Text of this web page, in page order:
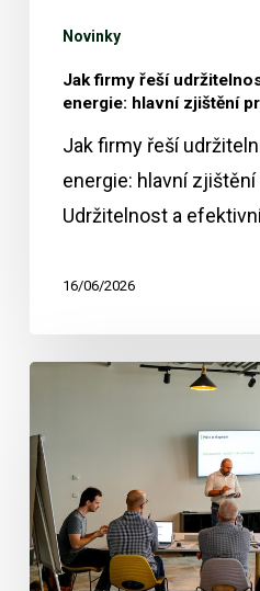
Novinky
Jak firmy řeší
energie: hlavní zjištění
Jak firmy řeší
energie: hlavní
Udržitelnost a
16/06/2026
stopu
počítáme